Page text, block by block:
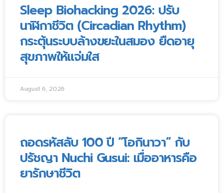
Sleep Biohacking 2026: ปรับ
นาฬิกาชีวิต (Circadian Rhythm)
กระตุ้นระบบล้างขยะในสมอง ยืดอายุ
สุขภาพให้แจ่มใส
August 6, 2026
ถอดรหัสลับ 100 ปี “โอกินาวา” กับ
ปรัชญา Nuchi Gusui: เมื่ออาหารคือ
ยารักษาชีวิต